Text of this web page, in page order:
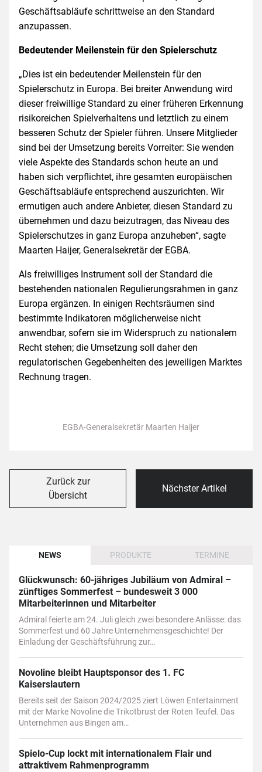
EGBA-Generalsekretär Maarten Haijer
Geschäftsabläufe schrittweise an den Standard
anzupassen.
Bedeutender Meilenstein für den Spielerschutz
„Dies ist ein bedeutender Meilenstein für den
Spielerschutz in Europa. Bei breiter Anwendung wird
dieser freiwillige Standard zu einer früheren Erkennung
risikoreichen Spielverhaltens und letztlich zu einem
besseren Schutz der Spieler führen. Unsere Mitglieder
sind bei der Umsetzung bereits Vorreiter: Sie wenden
viele Aspekte des Standards schon heute an und
haben sich verpflichtet, ihre gesamten europäischen
Geschäftsabläufe entsprechend auszurichten. Wir
ermutigen auch andere Anbieter, diesen Standard zu
übernehmen und dazu beizutragen, das Niveau des
Spielerschutzes in ganz Europa anzuheben“, sagte
Maarten Haijer, Generalsekretär der EGBA.
Als freiwilliges Instrument soll der Standard die
bestehenden nationalen Regulierungsrahmen in ganz
Europa ergänzen. In einigen Rechtsräumen sind
bestimmte Indikatoren möglicherweise nicht
anwendbar, sofern sie im Widerspruch zu nationalem
Recht stehen; die Umsetzung soll daher den
regulatorischen Gegebenheiten des jeweiligen Marktes
Rechnung tragen.
Zurück zur
Übersicht
Nächster Artikel
NEWS PRODUKTE TERMINE
Glückwunsch: 60-jähriges Jubiläum von Admiral –
zünftiges Sommerfest – bundesweit 3 000
Mitarbeiterinnen und Mitarbeiter
Admiral feierte am 24. Juli gleich zwei besondere Anlässe: das
Sommerfest und 60 Jahre Unternehmensgeschichte! Der
Einladung der Geschäftsführung zur…
Novoline bleibt Hauptsponsor des 1. FC
Kaiserslautern
Bereits seit der Saison 2024/2025 ziert Löwen Entertainment
mit der Marke Novoline die Trikotbrust der Roten Teufel. Das
Unternehmen aus Bingen am…
Spielo-Cup lockt mit internationalem Flair und
attraktivem Rahmenprogramm